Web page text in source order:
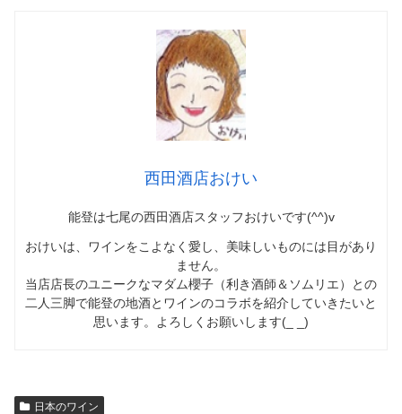
西田酒店おけい
能登は七尾の西田酒店スタッフおけいです(^^)v
おけいは、ワインをこよなく愛し、美味しいものには目があり
ません。
当店店長のユニークなマダム櫻子（利き酒師＆ソムリエ）との
二人三脚で能登の地酒とワインのコラボを紹介していきたいと
思います。よろしくお願いします(_ _)
日本のワイン